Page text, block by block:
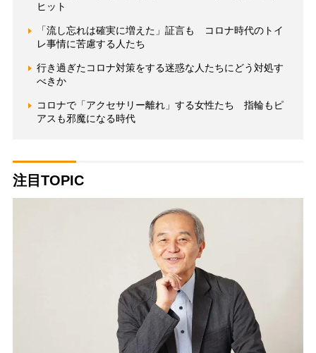
ヒット
「流し忘れは確実に増えた」証言も コロナ時代のトイ
レ事情に苦慮する人たち
行き過ぎたコロナ対策をする迷惑な人たちにどう対処す
べきか
コロナで「アクセサリー離れ」する女性たち 指輪もピ
アスも邪魔になる時代
注目TOPIC